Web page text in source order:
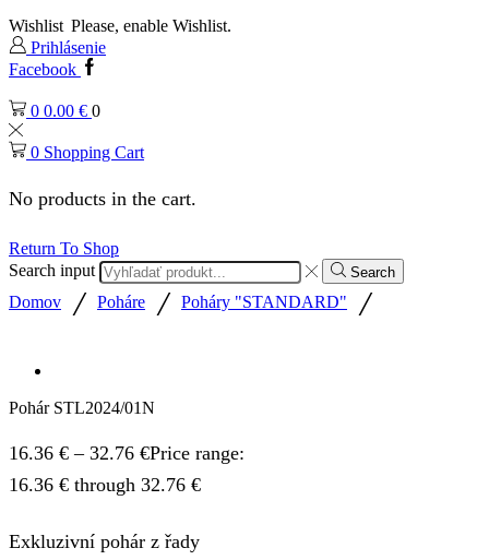
Wishlist Please, enable Wishlist.
Prihlásenie
Facebook
0 0.00 € 0
0 Shopping Cart
No products in the cart.
Return To Shop
Search input
Search
Domov / Poháre / Poháry "STANDARD" /
Pohár STL2024/01N
16.36 € – 32.76 €Price range:
16.36 € through 32.76 €
Exkluzivní pohár z řady